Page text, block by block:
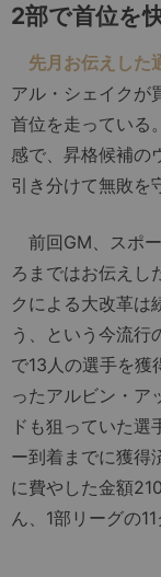
2部で首位を
先月お伝えした
アル・シェイクが
首位を走っている
感で、昇格候補の
引き分けて無敗を
前回GM、スポ
ろまではお伝えし
クによる大改革は
う、という今流行
で13人の選手を獲
ったアルビン・ア
ドも狙っていた
ー到着までに獲
に費やした金額
ん、1部リーグの